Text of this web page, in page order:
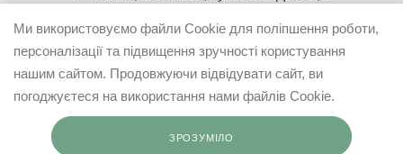
Ми використовуємо файли Cookie для поліпшення роботи,
персоналізації та підвищення зручності користування
нашим сайтом. Продовжуючи відвідувати сайт, ви
погоджуєтеся на використання нами файлів Cookie.
ЗРОЗУМІЛО